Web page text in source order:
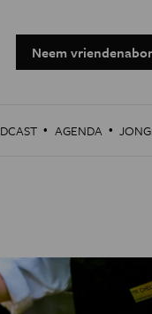
Neem
· AGENDA ·